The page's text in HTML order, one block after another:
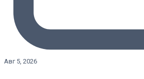
Авг 5, 2026